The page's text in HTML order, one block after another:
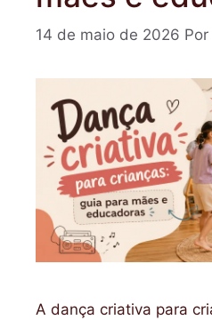
14 de maio de 2026 Por
A dança criativa para